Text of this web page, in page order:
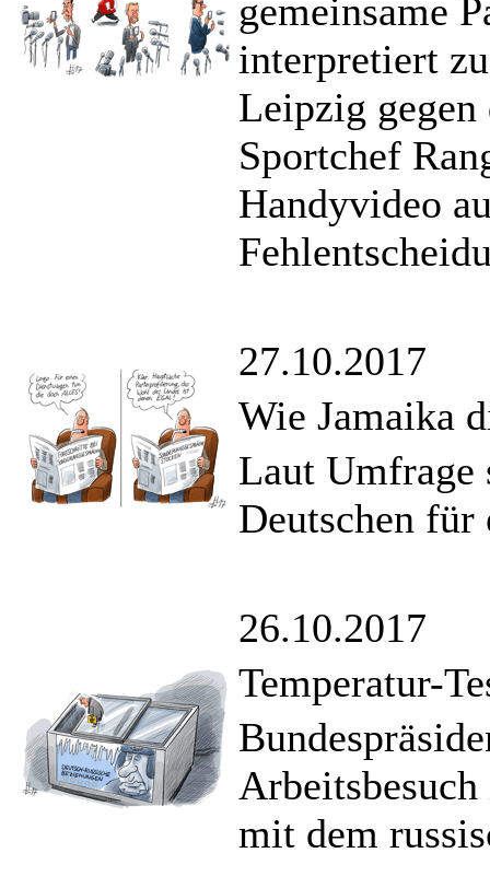
gemeinsame
interpretiert
Leipzig
Sportchef
Handyvideo
27.10.2017
Wie Jamaika
Laut
Deutschen
26.10.2017
Temperatur-
mit dem